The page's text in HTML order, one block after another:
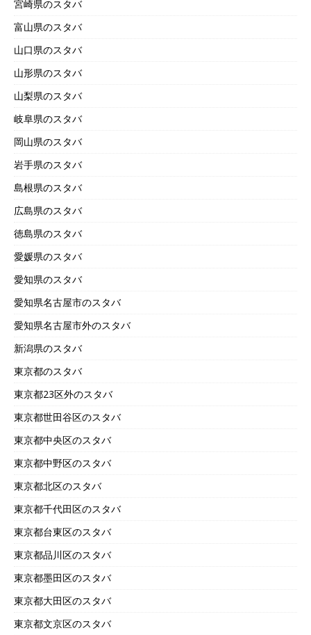
宮崎県のスタバ
富山県のスタバ
山口県のスタバ
山形県のスタバ
山梨県のスタバ
岐阜県のスタバ
岡山県のスタバ
岩手県のスタバ
島根県のスタバ
広島県のスタバ
徳島県のスタバ
愛媛県のスタバ
愛知県のスタバ
愛知県名古屋市のスタバ
愛知県名古屋市外のスタバ
新潟県のスタバ
東京都のスタバ
東京都23区外のスタバ
東京都世田谷区のスタバ
東京都中央区のスタバ
東京都中野区のスタバ
東京都北区のスタバ
東京都千代田区のスタバ
東京都台東区のスタバ
東京都品川区のスタバ
東京都墨田区のスタバ
東京都大田区のスタバ
東京都文京区のスタバ